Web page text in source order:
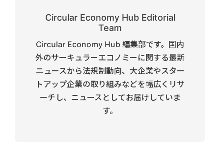
Circular Economy Hub Editorial
Team
Circular Economy Hub 編集部です。国内
外のサーキュラーエコノミーに関する最新
ニュースから法規制動向、大企業やスター
トアップ企業の取り組みなどを幅広くリサ
ーチし、ニュースとしてお届けしていま
す。